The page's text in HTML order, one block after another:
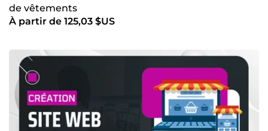
de vêtements
À partir de 125,03 $US